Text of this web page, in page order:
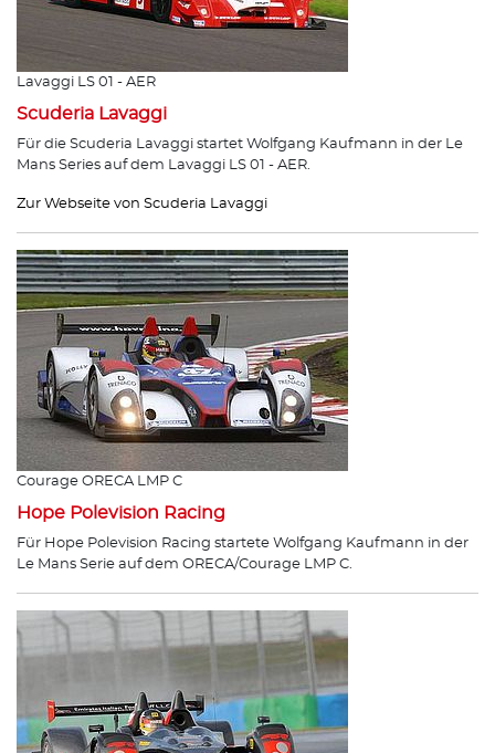
Lavaggi LS 01 - AER
Scuderia Lavaggi
Für die Scuderia Lavaggi startet Wolfgang Kaufmann in der Le
Mans Series auf dem Lavaggi LS 01 - AER.
Zur Webseite von Scuderia Lavaggi
Courage ORECA LMP C
Hope Polevision Racing
Für Hope Polevision Racing startete Wolfgang Kaufmann in der
Le Mans Serie auf dem ORECA/Courage LMP C.